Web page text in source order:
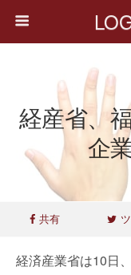
経産省、
企
共有
経済産業省は10日